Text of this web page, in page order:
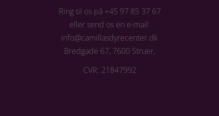
Ring til os på +45 97 85 37 67
eller send os en e-mail:
info@camillasdyrecenter.dk
Bredgade 67, 7600 Struer,
CVR: 21847992